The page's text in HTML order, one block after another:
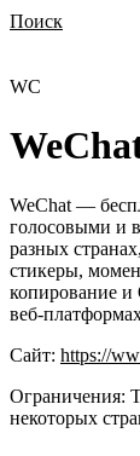
Поиск
WC
WeChat —
голосовыми и
разных
стикеры,
копирование
веб-
Сайт: https://
Ограничения:
некоторых